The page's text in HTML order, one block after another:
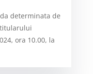
determinata de
ora 10.00, la